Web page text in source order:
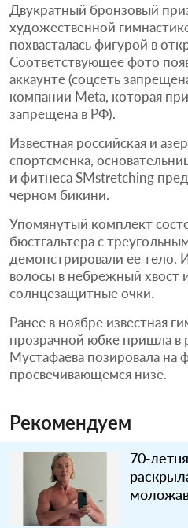
Двукратный бронзовый
художественной
похвасталась фигурой в
Соответствующее фото
аккаунте (соцсеть
компании Meta, которая
запрещена в РФ).
Известная российская и
спортсменка,
и фитнеса SMstretching
черном бикини.
Упомянутый комплект
бюстгальтера с
демонстрировали ее тело.
волосы в небрежный хвост
солнцезащитные очки.
Ранее в ноябре известная
прозрачной юбке пришла в
Мустафаева позировала на
просвечивающемся низе.
Рекомендуем
70-